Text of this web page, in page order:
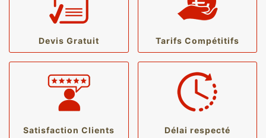
Devis Gratuit Tarifs Compétitifs
Satisfaction Clients Délai respecté